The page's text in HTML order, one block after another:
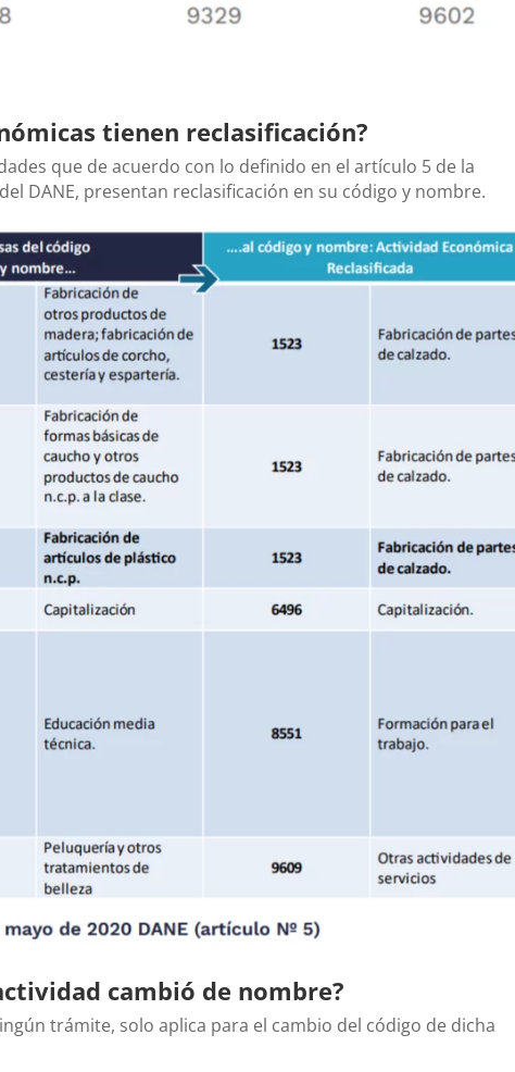
tienen reclasificación?
que de acuerdo con lo definido en el artículo 5 de la
DANE, presentan reclasificación en su código y nombre.
cambió de nombre?
trámite, solo aplica para el cambio del código de dicha